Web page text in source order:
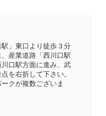
」東口より徒歩３分
産業道路「西川口駅
口駅方面に進み、武
を右折して下さい。
クが複数ございま